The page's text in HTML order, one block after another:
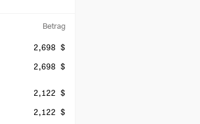
Betrag
2,698 $
2,698 $
2,122 $
2,122 $